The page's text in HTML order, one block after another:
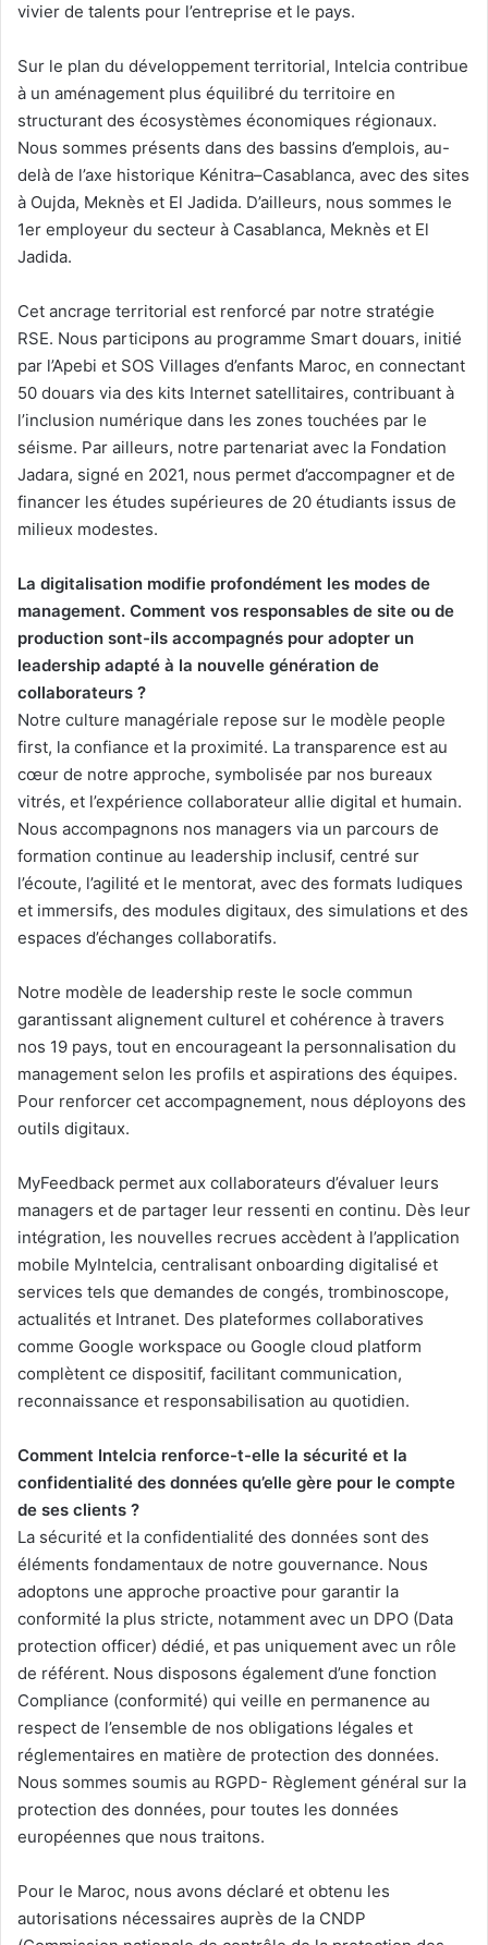
vivier de talents pour l’entreprise et le pays.
Sur le plan du développement territorial, Intelcia contribue
à un aménagement plus équilibré du territoire en
structurant des écosystèmes économiques régionaux.
Nous sommes présents dans des bassins d’emplois, au-
delà de l’axe historique Kénitra–Casablanca, avec des sites
à Oujda, Meknès et El Jadida. D’ailleurs, nous sommes le
1er employeur du secteur à Casablanca, Meknès et El
Jadida.
Cet ancrage territorial est renforcé par notre stratégie
RSE. Nous participons au programme Smart douars, initié
par l’Apebi et SOS Villages d’enfants Maroc, en connectant
50 douars via des kits Internet satellitaires, contribuant à
l’inclusion numérique dans les zones touchées par le
séisme. Par ailleurs, notre partenariat avec la Fondation
Jadara, signé en 2021, nous permet d’accompagner et de
financer les études supérieures de 20 étudiants issus de
milieux modestes.
La digitalisation modifie profondément les modes de
management. Comment vos responsables de site ou de
production sont-ils accompagnés pour adopter un
leadership adapté à la nouvelle génération de
collaborateurs ?
Notre culture managériale repose sur le modèle people
first, la confiance et la proximité. La transparence est au
cœur de notre approche, symbolisée par nos bureaux
vitrés, et l’expérience collaborateur allie digital et humain.
Nous accompagnons nos managers via un parcours de
formation continue au leadership inclusif, centré sur
l’écoute, l’agilité et le mentorat, avec des formats ludiques
et immersifs, des modules digitaux, des simulations et des
espaces d’échanges collaboratifs.
Notre modèle de leadership reste le socle commun
garantissant alignement culturel et cohérence à travers
nos 19 pays, tout en encourageant la personnalisation du
management selon les profils et aspirations des équipes.
Pour renforcer cet accompagnement, nous déployons des
outils digitaux.
MyFeedback permet aux collaborateurs d’évaluer leurs
managers et de partager leur ressenti en continu. Dès leur
intégration, les nouvelles recrues accèdent à l’application
mobile MyIntelcia, centralisant onboarding digitalisé et
services tels que demandes de congés, trombinoscope,
actualités et Intranet. Des plateformes collaboratives
comme Google workspace ou Google cloud platform
complètent ce dispositif, facilitant communication,
reconnaissance et responsabilisation au quotidien.
Comment Intelcia renforce-t-elle la sécurité et la
confidentialité des données qu’elle gère pour le compte
de ses clients ?
La sécurité et la confidentialité des données sont des
éléments fondamentaux de notre gouvernance. Nous
adoptons une approche proactive pour garantir la
conformité la plus stricte, notamment avec un DPO (Data
protection officer) dédié, et pas uniquement avec un rôle
de référent. Nous disposons également d’une fonction
Compliance (conformité) qui veille en permanence au
respect de l’ensemble de nos obligations légales et
réglementaires en matière de protection des données.
Nous sommes soumis au RGPD- Règlement général sur la
protection des données, pour toutes les données
européennes que nous traitons.
Pour le Maroc, nous avons déclaré et obtenu les
autorisations nécessaires auprès de la CNDP